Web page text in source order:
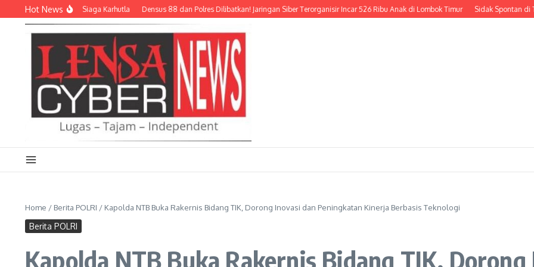
Lewati ke konten
Hot News
dan Relawan Siaga Karhutla Densus 88 dan Polres Dilibatkan! Jaringan Siber Terorganisir Incar 526 Ribu Anak di Lombok Timur Sidak Spontan di
Home / Berita POLRI / Kapolda NTB Buka Rakernis Bidang TIK, Dorong Inovasi dan Peningkatan Kinerja Berbasis Teknologi
Berita POLRI
Kapolda NTB Buka Rakernis Bidang TIK, Dorong